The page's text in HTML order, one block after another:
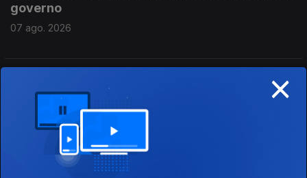
governo
07 ago. 2026
8h PS pede decisões ao Primeiro-Ministro no
caso Luís Neves
07 ago. 2026
×